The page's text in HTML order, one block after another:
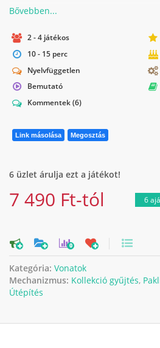
2 - 4 játékos
10 - 15 perc
Nyelvfüggetlen
Bemutató
Kommentek(6)
Link másolása Megosztás
6 üzlet árulja ezt a játékot!
7 490 Ft-tól 6
0
Kategória: Vonatok
Mechanizmus: Kollekció gyűjtés,
Útépítés